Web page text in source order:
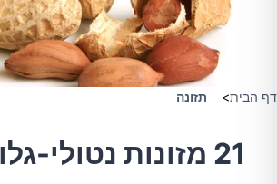
דף הבית> תזונה
21 מזונות נטולי-